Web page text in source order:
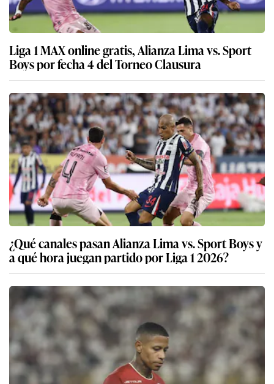
Liga 1 MAX online gratis, Alianza Lima vs. Sport
Boys por fecha 4 del Torneo Clausura
¿Qué canales pasan Alianza Lima vs. Sport Boys y
a qué hora juegan partido por Liga 1 2026?